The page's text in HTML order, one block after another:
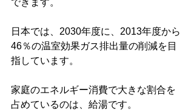
できます。
日本では、2030年度に、2013年度から
46％の温室効果ガス排出量の削減を目
指しています。
家庭のエネルギー消費で大きな割合を
占めているのは、給湯です。